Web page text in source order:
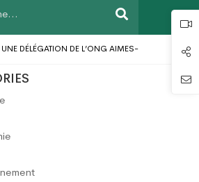
DE L’ONG AIMES-AFRIQUE
LE
DE VACCINATION CONTRE LA